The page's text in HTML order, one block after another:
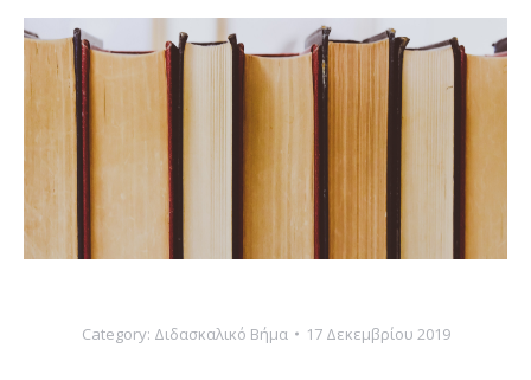
Category: Διδασκαλικό Βήμα 17 Δεκεμβρίου 2019